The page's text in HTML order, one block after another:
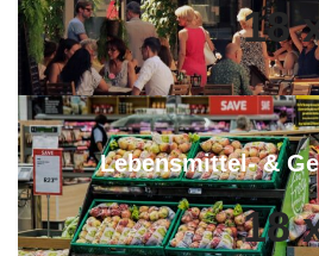
18
Lebensmittel- &
18